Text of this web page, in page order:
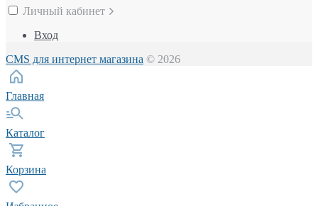
Личный кабинет
Вход
CMS для интернет магазина © 2026
Главная
Каталог
Корзина